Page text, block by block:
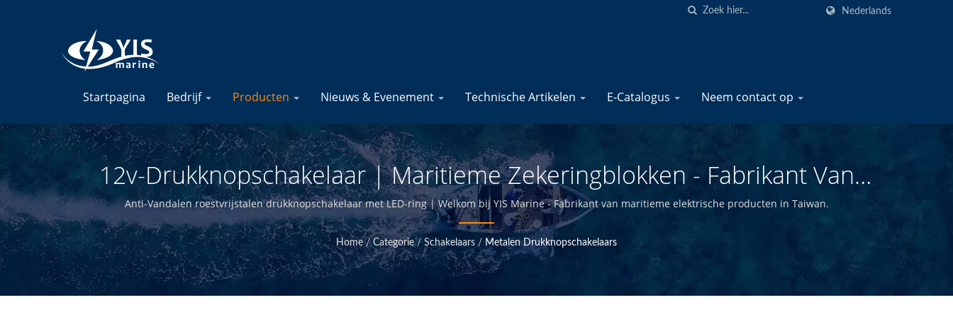
Nederlands
Startpagina Bedrijf Producten Nieuws & Evenement Technische Artikelen E-Catalogus Neem contact op
12v-Drukknopschakelaar | Maritieme Zekeringblokken - Fabrikant Van
Maritieme Elektrische Producten | YIS Marine
Anti-Vandalen roestvrijstalen drukknopschakelaar met LED-ring | Welkom bij YIS Marine - Fabrikant van maritieme elektrische producten in Taiwan.
Home / Categorie / Schakelaars / Metalen Drukknopschakelaars